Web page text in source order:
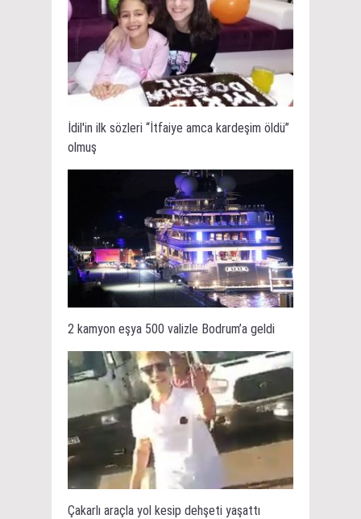
İdil'in ilk sözleri “İtfaiye amca kardeşim öldü”
olmuş
2 kamyon eşya 500 valizle Bodrum’a geldi
Çakarlı araçla yol kesip dehşeti yaşattı